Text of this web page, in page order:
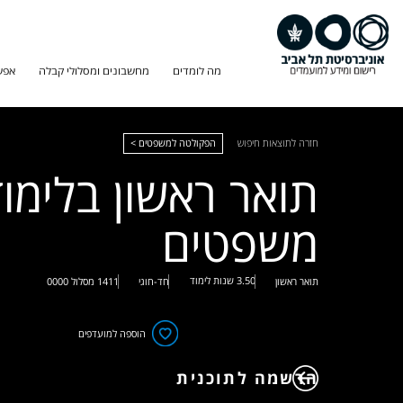
מה לומדים מחשבונים ומסלולי קבלה
חזרה לתוצאות חיפוש הפקולטה למשפטים >
תואר ראשון
משפטים
תואר ראשון 3.50 שנות לימוד חד-חוגי 1411 מסלול 0000
הוספה למועדפים
הרשמה לתוכנית